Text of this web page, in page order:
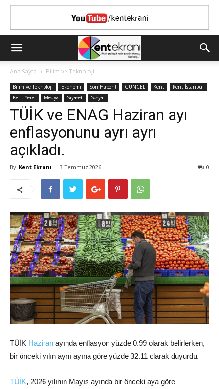
Ana Sayfa Bilim ve Teknoloji
Bilim ve Teknoloji Ekonomi Son Haber ! GÜNCEL Kent
Kent İstanbul
Kent Yerel
Medya Siyaset Sosyal
TÜİK ve ENAG Haziran ayı
enflasyonunu ayrı ayrı
açıkladı.
By Kent Ekranı - 3 Temmuz 2026 0
TÜİK Haziran ayında enflasyon yüzde 0.99 olarak belirlerken,
bir önceki yılın aynı ayına göre yüzde 32.11 olarak duyurdu.
TÜİK, 2026 yılının Mayıs ayında bir önceki aya göre